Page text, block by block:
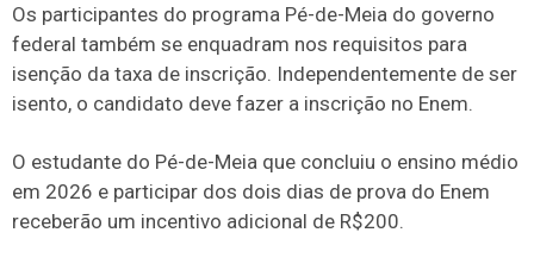
Os participantes do programa Pé-de-Meia do governo
federal também se enquadram nos requisitos para
isenção da taxa de inscrição. Independentemente de ser
isento, o candidato deve fazer a inscrição no Enem.
O estudante do Pé-de-Meia que concluiu o ensino médio
em 2026 e participar dos dois dias de prova do Enem
receberão um incentivo adicional de R$200.